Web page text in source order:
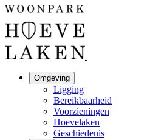
Omgeving
Ligging
Bereikbaarheid
Voorzieningen
Hoevelaken
Geschiedenis